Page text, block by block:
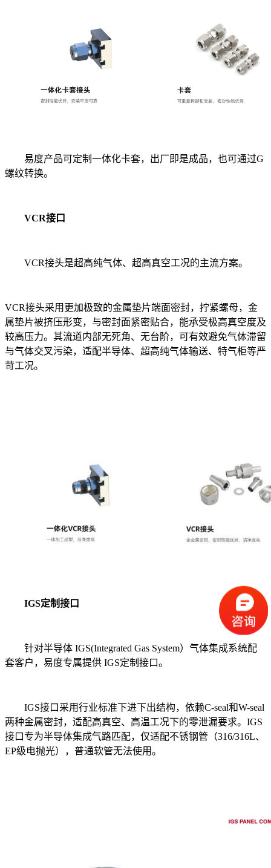
易度产品可定制一体化卡套，出厂即是成品，也可通过G
螺纹转换。
VCR接口
VCR接头是超高纯气体、超高真空工况的主流方案。
VCR接头采用更加极致的金属垫片端面密封，拧紧螺母，金
属垫片被挤压形变，与密封面紧密贴合，能承受极高真空度及
较高压力。其流道内部无死角、无台阶，可有效避免气体滞留
与气体交叉污染，适配半导体、超高纯气体输送、特气柜等严
苛工况。
IGS定制接口
针对半导体 IGS(Integrated Gas System）气体集成系统配
套客户，易度专属提供 IGS定制接口。
IGS接口采用行业标准下进下出结构，依赖C-seal和W-seal
两种金属密封，适配高真空、高温工况下的零泄漏要求。IGS
接口专为半导体集成气路匹配，仅适配不锈钢管（316/316L、
EP级电抛光），普通软管无法使用。